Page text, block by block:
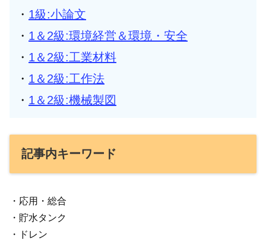
・ 1級:小論文
・ 1＆2級:環境経営＆環境・安全
・ 1＆2級:工業材料
・ 1＆2級:工作法
・ 1＆2級:機械製図
記事内キーワード
・応用・総合
・貯水タンク
・ドレン